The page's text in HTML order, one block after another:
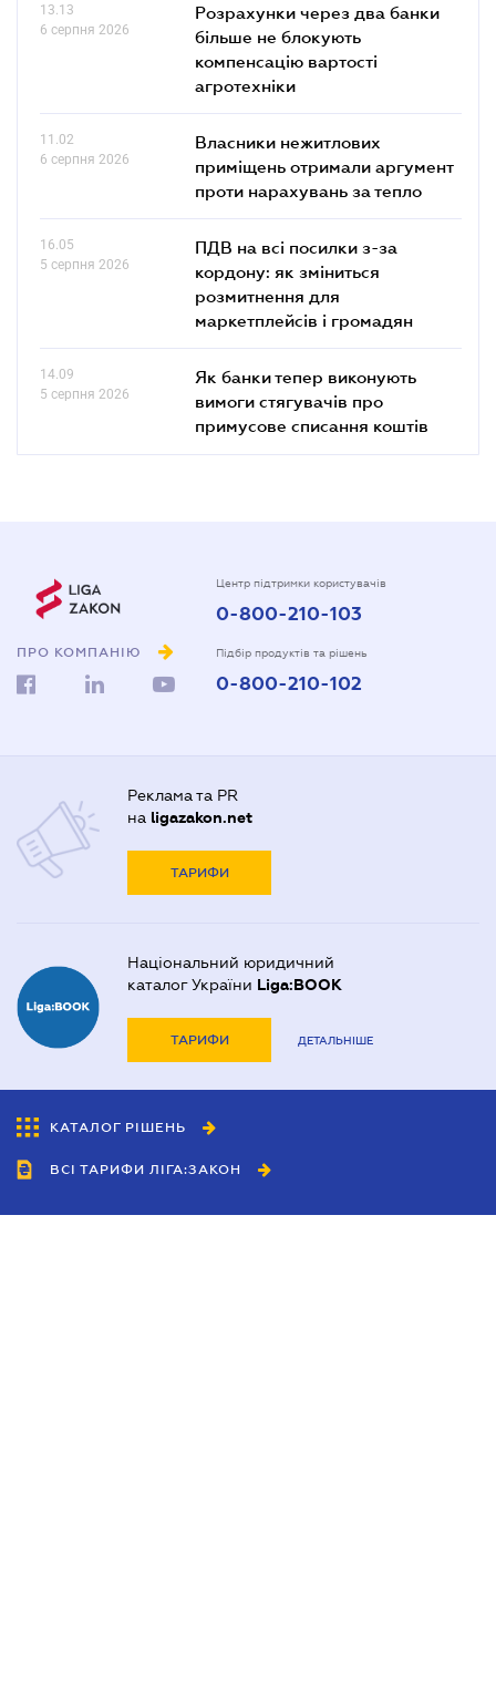
13.13
6 серпня 2026
Розрахунки через два банки
більше не блокують
компенсацію вартості
агротехніки
11.02
6 серпня 2026
Власники нежитлових
приміщень отримали аргумент
проти нарахувань за тепло
16.05
5 серпня 2026
ПДВ на всі посилки з-за
кордону: як зміниться
розмитнення для
маркетплейсів і громадян
14.09
5 серпня 2026
Як банки тепер виконують
вимоги стягувачів про
примусове списання коштів
ПРО КОМПАНІЮ
Центр підтримки користувачів
0-800-210-103
Підбір продуктів та рішень
0-800-210-102
Реклама та PR
на ligazakon.net
ТАРИФИ
Національний юридичний
каталог України Liga:BOOK
ТАРИФИ ДЕТАЛЬНІШЕ
КАТАЛОГ РІШЕНЬ
ВСІ ТАРИФИ ЛІГА:ЗАКОН